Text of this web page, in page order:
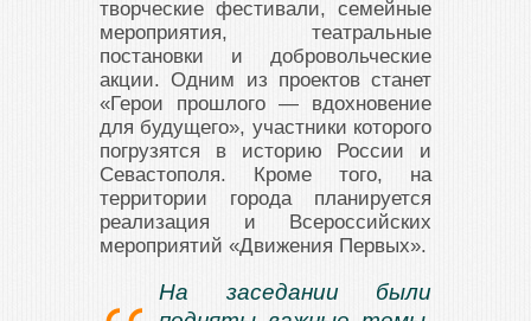
творческие фестивали, семейные
мероприятия, театральные
постановки и добровольческие
акции. Одним из проектов станет
«Герои прошлого — вдохновение
для будущего», участники которого
погрузятся в историю России и
Севастополя. Кроме того, на
территории города планируется
реализация и Всероссийских
мероприятий «Движения Первых».
На заседании были